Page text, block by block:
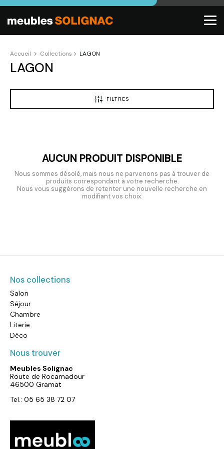
Accueil Collections LAGON
LAGON
FILTRES
AUCUN PRODUIT DISPONIBLE
Nous sommes désolé, mais nous ne parvenons pas à trouver de
produits correspondant à votre recherche.
Nous vous suggérons de retenter une nouvelle recherche en
modifiant vos choix.
Nos collections
Salon
Séjour
Chambre
Literie
Déco
Nous trouver
Meubles Solignac
Route de Rocamadour
46500 Gramat
Tel.: 05 65 38 72 07